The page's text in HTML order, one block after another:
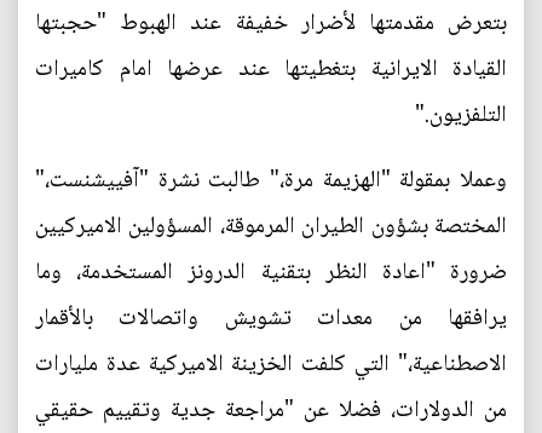
بتعرض مقدمتها لأضرار خفيفة عند الهبوط "حجبتها
القيادة الايرانية بتغطيتها عند عرضها امام كاميرات
التلفزيون."
وعملا بمقولة "الهزيمة مرة،" طالبت نشرة "آفييشنست،"
المختصة بشؤون الطيران المرموقة، المسؤولين الاميركيين
ضرورة "اعادة النظر بتقنية الدرونز المستخدمة، وما
يرافقها من معدات تشويش واتصالات بالأقمار
الاصطناعية،" التي كلفت الخزينة الاميركية عدة مليارات
من الدولارات، فضلا عن "مراجعة جدية وتقييم حقيقي